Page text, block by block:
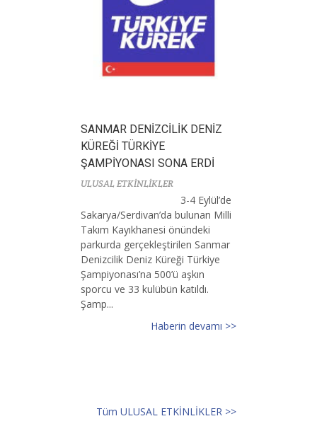
SANMAR DENİZCİLİK DENİZ
KÜREĞİ TÜRKİYE
ŞAMPİYONASI SONA ERDİ
ULUSAL ETKİNLİKLER
3-4 Eylül’de
Sakarya/Serdivan’da bulunan Milli
Takım Kayıkhanesi önündeki
parkurda gerçekleştirilen Sanmar
Denizcilik Deniz Küreği Türkiye
Şampiyonası’na 500’ü aşkın
sporcu ve 33 kulübün katıldı.
Şamp...
Haberin devamı >>
Tüm ULUSAL ETKİNLİKLER >>